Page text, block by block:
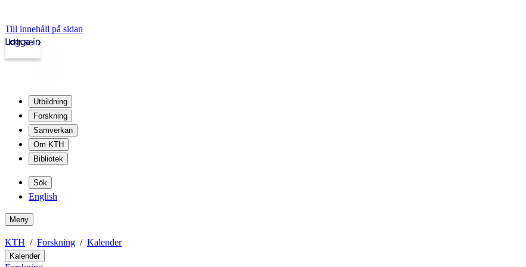
Till innehåll på sidan
kth.se
Logga in
Utbildning
Forskning
Samverkan
Om KTH
Bibliotek
Sök
English
Meny
KTH Forskning Kalender
Kalender